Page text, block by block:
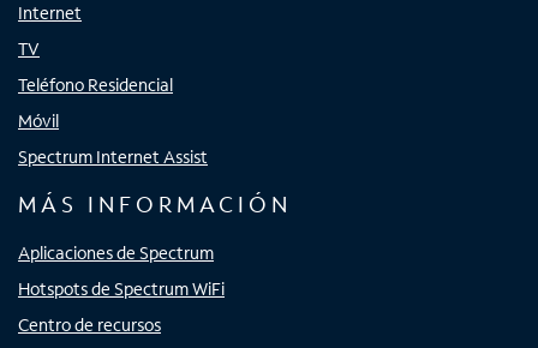
Internet
TV
Teléfono Residencial
Móvil
Spectrum Internet Assist
MÁS INFORMACIÓN
Aplicaciones de Spectrum
Hotspots de Spectrum WiFi
Centro de recursos